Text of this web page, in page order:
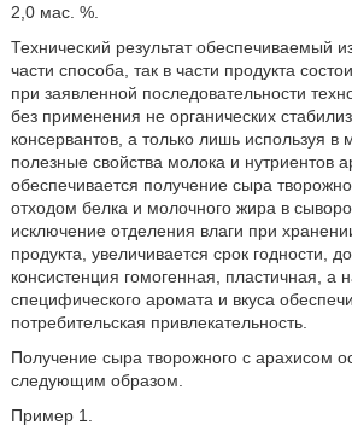
2,0 мас. %.
Технический результат обеспечиваемый
части способа, так в части продукта
при заявленной последовательности
без применения не органических
консервантов, а только лишь используя в
полезные свойства молока и нутриентов
обеспечивается получение сыра
отходом белка и молочного жира в
исключение отделения влаги при
продукта, увеличивается срок годности,
консистенция гомогенная, пластичная, а
специфического аромата и вкуса
потребительская привлекательность.
Получение сыра творожного с арахисом
следующим образом.
Пример 1.